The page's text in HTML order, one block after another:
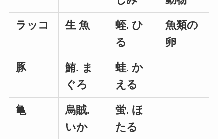
ラッコ 生 魚
蛭. ひ
る
魚類の
卵
豚
鮪. ま
ぐろ
蛙. か
える
亀
烏賊.
いか
蛍. ほ
たる